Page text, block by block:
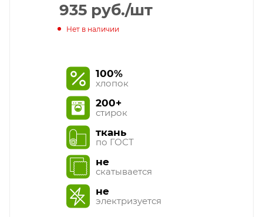
935руб./шт
Нет в наличии
100%
хлопок
200+
стирок
ткань
по ГОСТ
не
скатывается
не
электризуется